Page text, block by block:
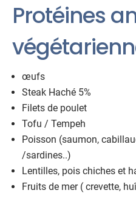
Protéines
œufs
Steak Haché 5%
Filets de poulet
Tofu / Tempeh
Poisson (saumon,
/sardines..)
Lentilles, pois chiches et
Fruits de mer ( crevette,